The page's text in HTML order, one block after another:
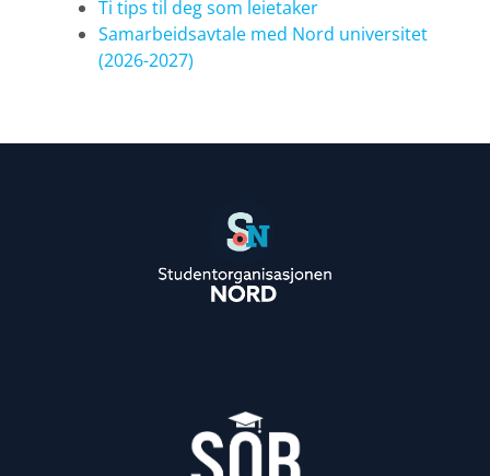
Ti tips til deg som leietaker
Samarbeidsavtale med Nord universitet
(2026-2027)